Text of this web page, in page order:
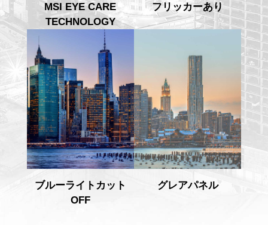
MSI EYE CARE
TECHNOLOGY
フリッカーあり
ブルーライトカット
OFF
グレアパネル